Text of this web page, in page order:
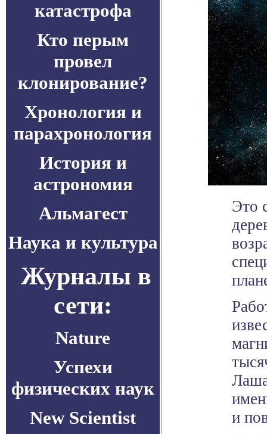
катастрофа
Кто перым
провел
клонирование?
Хронология и
парахронология
История и
астрономия
Альмагест
Наука и культура
Журналы в
сети:
Nature
Успехи
физических наук
New Scientist
Это
и